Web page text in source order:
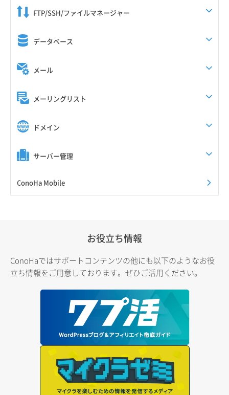
FTP/SSH/ファイルマネージャー
データベース
メール
メーリングリスト
ドメイン
サーバー管理
ConoHa Mobile
お役立ち情報
ConoHaではサポートコンテンツの他にも以下のようなお役
立ち情報をご用意しております。ぜひご活用ください。